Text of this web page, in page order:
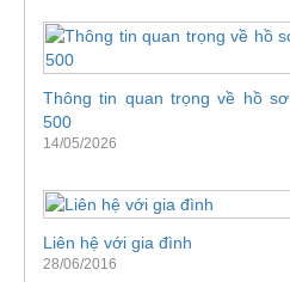
Thông tin quan trọng về hồ
500
14/05/2026
Liên hệ với gia đình
28/06/2016